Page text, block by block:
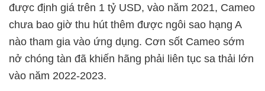
được định giá trên 1 tỷ USD, vào năm 2021, Cameo
chưa bao giờ thu hút thêm được ngôi sao hạng A
nào tham gia vào ứng dụng. Cơn sốt Cameo sớm
nở chóng tàn đã khiến hãng phải liên tục sa thải lớn
vào năm 2022-2023.